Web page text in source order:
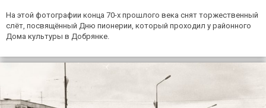
На этой фотографии конца 70-х прошлого века снят торжественный
слёт, посвящённый Дню пионерии, который проходил у районного
Дома культуры в Добрянке.